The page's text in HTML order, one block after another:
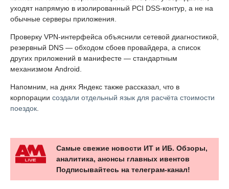
уходят напрямую в изолированный PCI DSS-контур, а не на
обычные серверы приложения.
Проверку VPN-интерфейса объяснили сетевой диагностикой,
резервный DNS — обходом сбоев провайдера, а список
других приложений в манифесте — стандартным
механизмом Android.
Напомним, на днях Яндекс также рассказал, что в
корпорации создали отдельный язык для расчёта стоимости
поездок
Самые свежие новости ИТ и ИБ. Обзоры,
аналитика, анонсы главных ивентов
Подписывайтесь на телеграм-канал!